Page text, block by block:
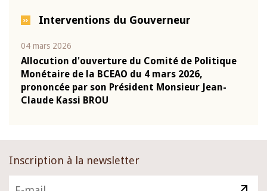
Interventions du Gouverneur
04 mars 2026
Allocution d'ouverture du Comité de Politique
Monétaire de la BCEAO du 4 mars 2026,
prononcée par son Président Monsieur Jean-
Claude Kassi BROU
Inscription à la newsletter